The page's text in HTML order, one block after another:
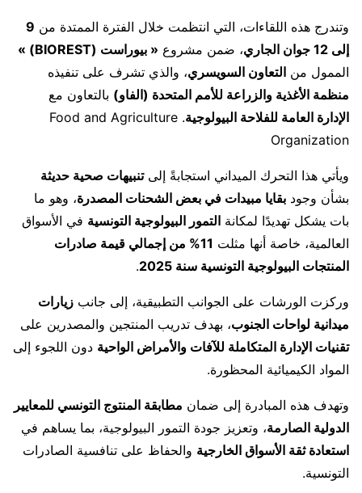
وتندرج هذه اللقاءات، التي انتظمت خلال الفترة الممتدة من 9
إلى 12 جوان الجاري
، ضمن مشروع « بيوراست (BIOREST) »
الممول من التعاون السويسري، والذي تشرف على تنفيذه
منظمة الأغذية والزراعة للأمم المتحدة (الفاو) بالتعاون مع
الإدارة العامة للفلاحة البيولوجية.
Food and Agriculture
Organization
ويأتي هذا التحرك الميداني استجابةً إلىتنبيهات صحية حديثة
بشأن وجود بقايا مبيدات في بعض الشحنات المصدرة، وهو ما
بات يشكل تهديدًا لمكانة التمور البيولوجية التونسية في الأسواق
العالمية، خاصة أنها مثلت
11% من إجمالي قيمة صادرات
المنتجات البيولوجية التونسية سنة 2025
.
وركزت الورشات على الجوانب التطبيقية، إلى جانب زيارات
ميدانية لواحات الجنوب، بهدف تدريب المنتجين والمصدرين على
تقنيات الإدارة المتكاملة للآفات والأمراض الواحية دون اللجوء إلى
المواد الكيميائية المحظورة.
وتهدف هذه المبادرة إلى ضمان مطابقة المنتوج التونسي للمعايير
الدولية الصارمة، وتعزيز جودة التمور البيولوجية، بما يساهم في
استعادة ثقة الأسواق الخارجية والحفاظ على تنافسية الصادرات
التونسية.